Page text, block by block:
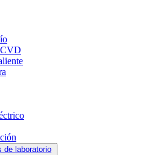
de laboratorio